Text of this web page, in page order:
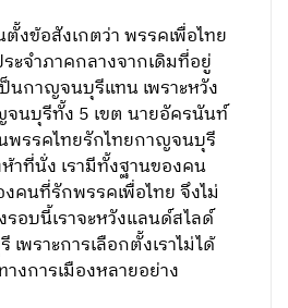
งข้อสังเกตว่า พรรคเพื่อไทย
ะจำภาคกลางจากเดิมที่อยู่
นกาญจนบุรีแทน เพราะหวัง
จนบุรีทั้ง 5 เขต นายอัครนันท์
พรรคไทยรักไทยกาญจนบุรี
าที่นั่ง เรามีทั้งฐานของคน
คนที่รักพรรคเพื่อไทย จึงไม่
อบนี้เราจะหวังแลนด์สไลด์
พราะการเลือกตั้งเราไม่ได้
งการเมืองหลายอย่าง